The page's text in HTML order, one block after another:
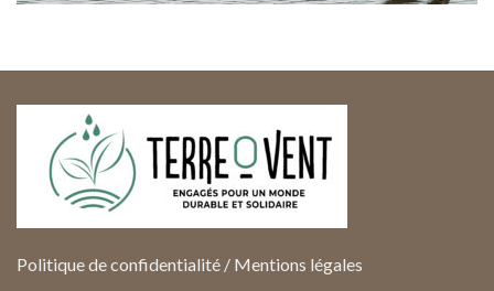
Politique de confidentialité / Mentions légales